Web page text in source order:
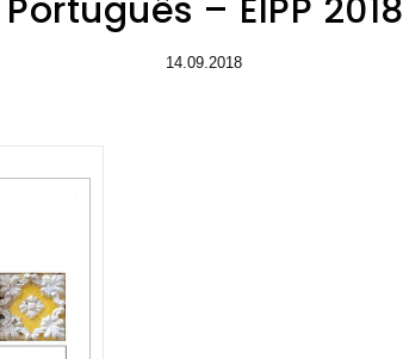
Português – EIPP 2018
14.09.2018